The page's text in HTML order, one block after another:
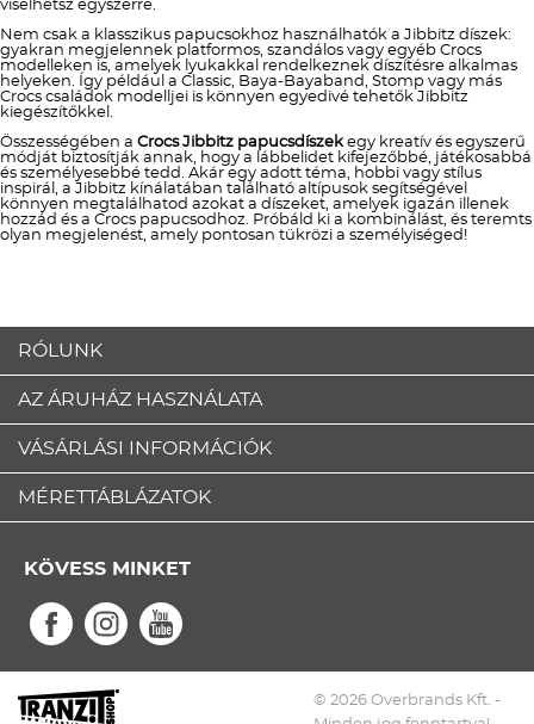
viselhetsz egyszerre.
Nem csak a klasszikus papucsokhoz használhatók a Jibbitz díszek:
gyakran megjelennek platformos, szandálos vagy egyéb Crocs
modelleken is, amelyek lyukakkal rendelkeznek díszítésre alkalmas
helyeken. Így például a Classic, Baya-Bayaband, Stomp vagy más
Crocs családok modelljei is könnyen egyedivé tehetők Jibbitz
kiegészítőkkel.
Összességében a Crocs Jibbitz papucsdíszekegy kreatív és egyszerű
módját biztosítják annak, hogy a lábbelidet kifejezőbbé, játékosabbá
és személyesebbé tedd. Akár egy adott téma, hobbi vagy stílus
inspirál, a Jibbitz kínálatában található altípusok segítségével
könnyen megtalálhatod azokat a díszeket, amelyek igazán illenek
hozzád és a Crocs papucsodhoz. Próbáld ki a kombinálást, és teremts
olyan megjelenést, amely pontosan tükrözi a személyiséged!
RÓLUNK
AZ ÁRUHÁZ HASZNÁLATA
VÁSÁRLÁSI INFORMÁCIÓK
MÉRETTÁBLÁZATOK
KÖVESS MINKET
© 2026 Overbrands Kft. -